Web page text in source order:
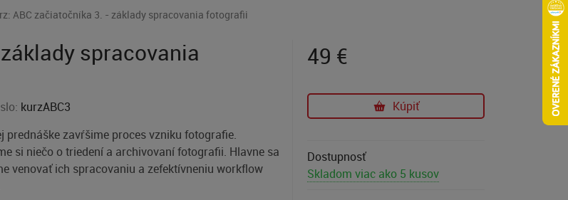
ABC začiatočníka 3. - základy spracovania fotografii
spracovania
kurzABC3
prednáške zavŕšime proces vzniku fotografie.
si niečo o triedení a archivovaní fotografii. Hlavne sa
venovať ich spracovaniu a zefektívneniu workflow
49 €
Kúpiť
Dostupnosť
Skladom viac ako 5 kusov